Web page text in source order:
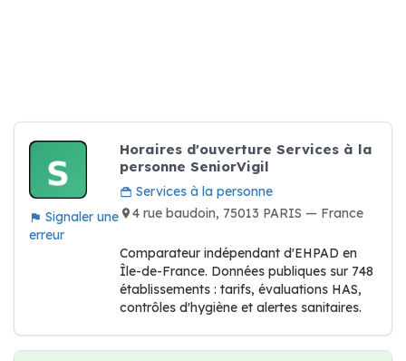
Signaler une
erreur
Horaires d'ouverture Services à la
personne SeniorVigil
Services à la personne
4 rue baudoin, 75013 PARIS — France
Comparateur indépendant d'EHPAD en
Île-de-France. Données publiques sur 748
établissements : tarifs, évaluations HAS,
contrôles d'hygiène et alertes sanitaires.